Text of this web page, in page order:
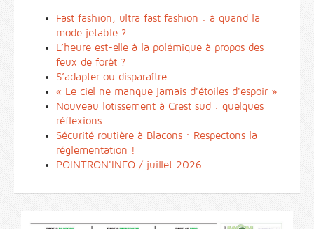
Fast fashion, ultra fast fashion : à quand la
mode jetable ?
L’heure est-elle à la polémique à propos des
feux de forêt ?
S’adapter ou disparaître
« Le ciel ne manque jamais d'étoiles d'espoir »
Nouveau lotissement à Crest sud : quelques
réflexions
Sécurité routière à Blacons : Respectons la
réglementation !
POINTRON'INFO / juillet 2026